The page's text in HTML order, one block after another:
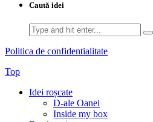
Caută idei
Search
for:
Politica de confidentialitate
Top
Idei roșcate
D-ale Oanei
Inside my box